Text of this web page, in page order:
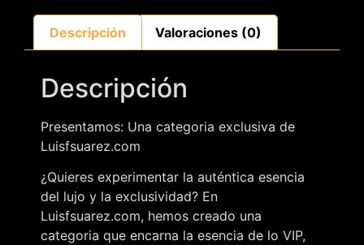
Descripción Valoraciones (0)
Descripción
Presentamos: Una categoria exclusiva de
Luisfsuarez.com
¿Quieres experimentar la auténtica esencia
del lujo y la exclusividad? En
Luisfsuarez.com, hemos creado una
categoria que encarna la esencia de lo VIP,